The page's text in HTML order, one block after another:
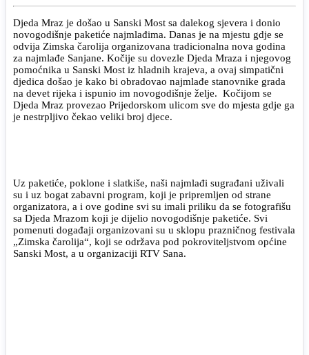
Djeda Mraz je došao u Sanski Most sa dalekog sjevera i donio
novogodišnje paketiće najmlađima. Danas je na mjestu gdje se
odvija Zimska čarolija organizovana tradicionalna nova godina
za najmlađe Sanjane. Kočije su dovezle Djeda Mraza i njegovog
pomoćnika u Sanski Most iz hladnih krajeva, a ovaj simpatični
djedica došao je kako bi obradovao najmlađe stanovnike grada
na devet rijeka i ispunio im novogodišnje želje. Kočijom se
Djeda Mraz provezao Prijedorskom ulicom sve do mjesta gdje ga
je nestrpljivo čekao veliki broj djece.
Uz paketiće, poklone i slatkiše, naši najmlađi sugrađani uživali
su i uz bogat zabavni program, koji je pripremljen od strane
organizatora, a i ove godine svi su imali priliku da se fotografišu
sa Djeda Mrazom koji je dijelio novogodišnje paketiće. Svi
pomenuti događaji organizovani su u sklopu prazničnog festivala
„Zimska čarolija“, koji se održava pod pokroviteljstvom općine
Sanski Most, a u organizaciji RTV Sana.